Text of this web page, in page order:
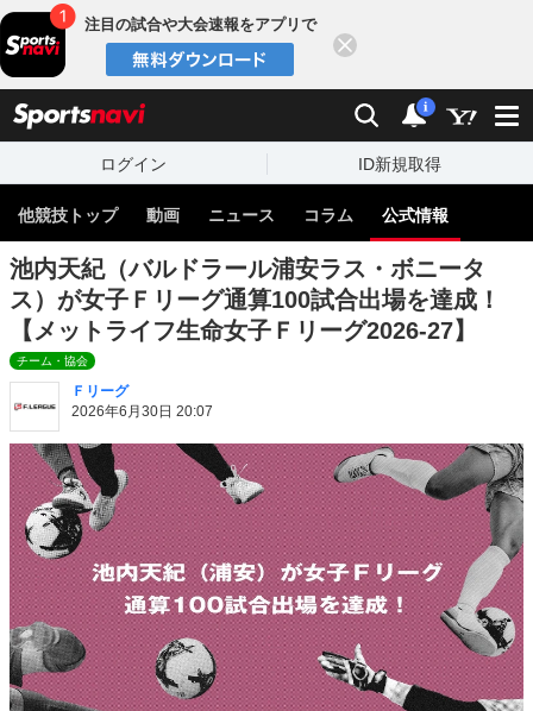
注目の試合や大会速報をアプリで
検索 通知
i
ログイン ID新規取得
他競技トップ 動画 ニュース コラム 公式情報
池内天紀（バルドラール浦安ラス・ボニータ
ス）が女子Ｆリーグ通算100試合出場を達成！
【メットライフ生命女子Ｆリーグ2026-27】
チーム・協会
Ｆリーグ
2026年6月30日 20:07